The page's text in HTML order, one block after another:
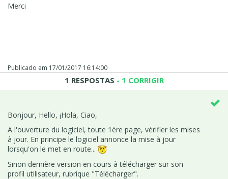
Merci
Publicado em 17/01/2017 16:14:00
1 RESPOSTAS - 1 CORRIGIR
Bonjour, Hello, ¡Hola, Ciao,
A l'ouverture du logiciel, toute 1ère page, vérifier les mises
à jour. En principe le logiciel annonce la mise à jour
lorsqu'on le met en route...
Sinon dernière version en cours à télécharger sur son
profil utilisateur, rubrique "Télécharger".